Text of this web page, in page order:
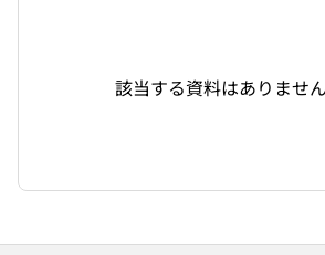
該当する資料はありませ